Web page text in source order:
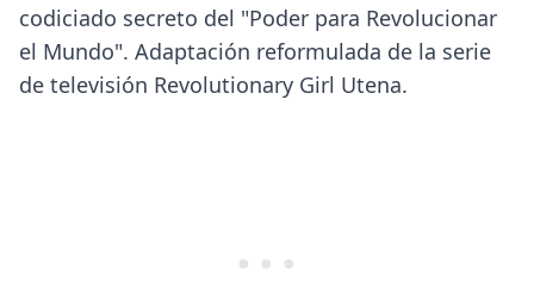
codiciado secreto del "Poder para Revolucionar
el Mundo". Adaptación reformulada de la serie
de televisión Revolutionary Girl Utena.